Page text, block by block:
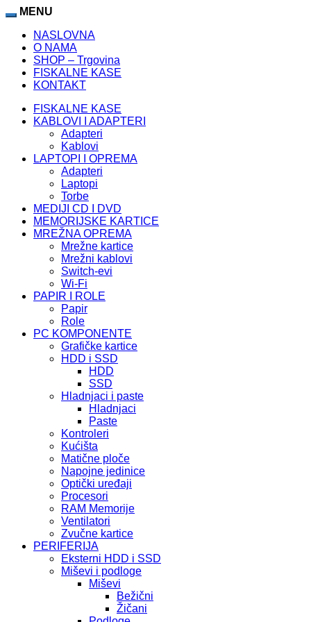
MENU
NASLOVNA
O NAMA
SHOP – Trgovina
FISKALNE KASE
KONTAKT
FISKALNE KASE
KABLOVI I ADAPTERI
Adapteri
Kablovi
LAPTOPI I OPREMA
Adapteri
Laptopi
Torbe
MEDIJI CD I DVD
MEMORIJSKE KARTICE
MREŽNA OPREMA
Mrežne kartice
Mrežni kablovi
Switch-evi
Wi-Fi
PAPIR I ROLE
Papir
Role
PC KOMPONENTE
Grafičke kartice
HDD i SSD
HDD
SSD
Hladnjaci i paste
Hladnjaci
Paste
Kontroleri
Kućišta
Matične ploče
Napojne jedinice
Optički uređaji
Procesori
RAM Memorije
Ventilatori
Zvučne kartice
PERIFERIJA
Eksterni HDD i SSD
Miševi i podloge
Miševi
Bežični
Žičani